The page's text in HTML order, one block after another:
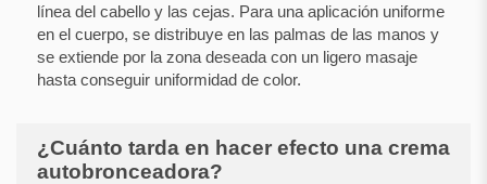
línea del cabello y las cejas. Para una aplicación uniforme
en el cuerpo, se distribuye en las palmas de las manos y
se extiende por la zona deseada con un ligero masaje
hasta conseguir uniformidad de color.
¿Cuánto tarda en hacer efecto una crema
autobronceadora?